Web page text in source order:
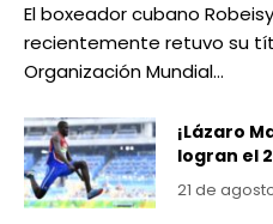
El boxeador cubano
recientemente retuvo su
Organización Mundial…
¡Lázaro
logran el
21 de